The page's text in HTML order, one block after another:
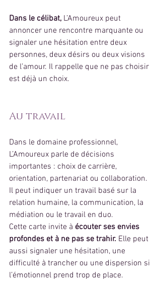
Dans le célibat, L’Amoureux peut
annoncer une rencontre marquante ou
signaler une hésitation entre deux
personnes, deux désirs ou deux visions
de l’amour. Il rappelle que ne pas choisir
est déjà un choix.
Au travail
Dans le domaine professionnel,
L’Amoureux parle de décisions
importantes : choix de carrière,
orientation, partenariat ou collaboration.
Il peut indiquer un travail basé sur la
relation humaine, la communication, la
médiation ou le travail en duo.
Cette carte invite à écouter ses envies
profondes et à ne pas se trahir. Elle peut
aussi signaler une hésitation, une
difficulté à trancher ou une dispersion si
l’émotionnel prend trop de place.